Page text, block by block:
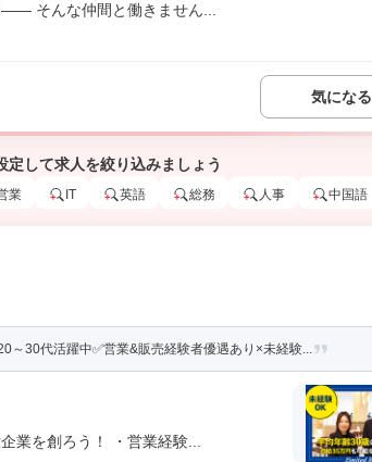
そんな仲間と働きません...
気になる
定して求人を絞り込みましょう
業 IT 英語 総務 人事 中国語
～30代活躍中✅営業&販売経験者優遇あり×未経験...
業を創ろう！ ・営業経験...